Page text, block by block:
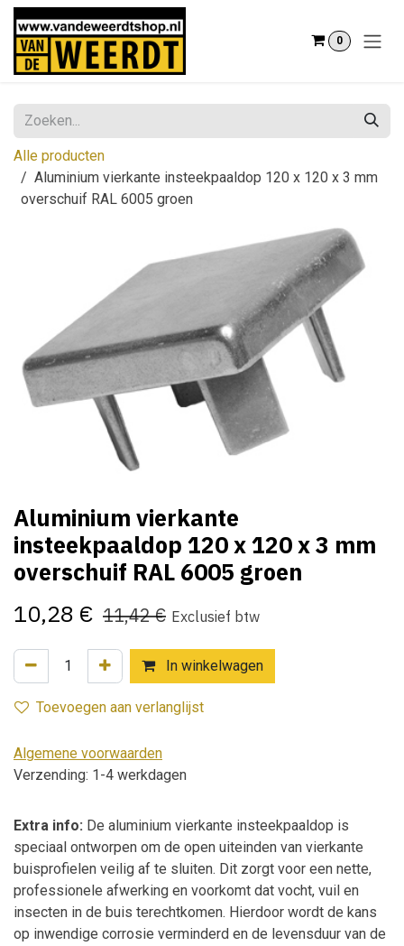
Overslaan naar inhoud
0
Alle producten
Aluminium vierkante insteekpaaldop 120 x 120 x 3 mm
overschuif RAL 6005 groen
Aluminium vierkante
insteekpaaldop 120 x 120 x 3 mm
overschuif RAL 6005 groen
10,28 € 11,42€ Exclusief btw
In winkelwagen
Toevoegen aan verlanglijst
Algemene voorwaarden
Verzending: 1-4 werkdagen
Extra info: De aluminium vierkante insteekpaaldop is
speciaal ontworpen om de open uiteinden van vierkante
buisprofielen veilig af te sluiten. Dit zorgt voor een nette,
professionele afwerking en voorkomt dat vocht, vuil en
insecten in de buis terechtkomen. Hierdoor wordt de kans
op inwendige corrosie verminderd en de levensduur van de